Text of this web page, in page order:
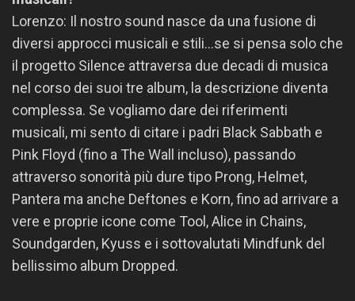
Lorenzo: Il nostro sound nasce da una fusione di
diversi approcci musicali e stili…se si pensa solo che
il progetto Silence attraversa due decadi di musica
nel corso dei suoi tre album, la descrizione diventa
complessa. Se vogliamo dare dei riferimenti
musicali, mi sento di citare i padri Black Sabbath e
Pink Floyd (fino a The Wall incluso), passando
attraverso sonorità più dure tipo Prong, Helmet,
Pantera ma anche Deftones e Korn, fino ad arrivare a
vere e proprie icone come Tool, Alice in Chains,
Soundgarden, Kyuss e i sottovalutati Mindfunk del
bellissimo album Dropped.